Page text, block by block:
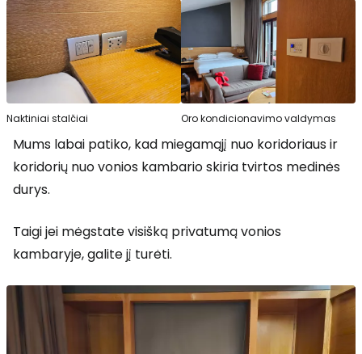
Naktiniai stalčiai Oro kondicionavimo valdymas
Mums labai patiko, kad miegamąjį nuo koridoriaus ir
koridorių nuo vonios kambario skiria tvirtos medinės
durys.
Taigi jei mėgstate visišką privatumą vonios
kambaryje, galite jį turėti.